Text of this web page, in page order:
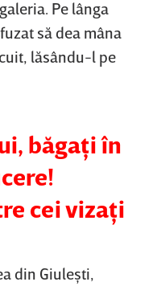
Pe lânga
să dea mâna
lăsându-l pe
băgaţi în
cei vizaţi
din Giuleşti,